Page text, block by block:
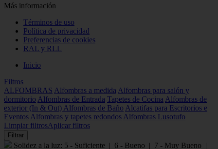
Más información
Términos de uso
Política de privacidad
Preferencias de cookies
RAL y RLL
Inicio
Filtros
ALFOMBRAS Alfombras a medida Alfombras para salón y
dormitorio Alfombras de Entrada Tapetes de Cocina Alfombras de
exterior (In & Out) Alfombras de Baño Alcatifas para Escritorios e
Eventos Alfombras y tapetes redondos Alfombras Lusotufo
Limpiar filtrosAplicar filtros
Filtrar
Solidez a la luz: 5 - Suficiente | 6 - Bueno | 7 - Muy Bueno |